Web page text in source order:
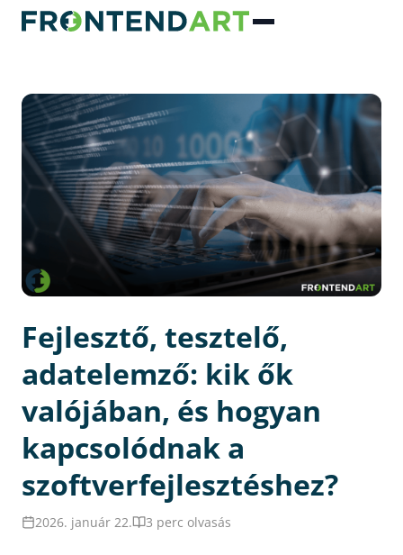
Fejlesztő, tesztelő,
adatelemző: kik ők
valójában, és hogyan
kapcsolódnak a
szoftverfejlesztéshez?
2026. január 22. 3 perc olvasás